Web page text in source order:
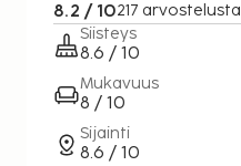
8.2 / 10217 arvostelusta
Siisteys
8.6 / 10
Mukavuus
8 / 10
Sijainti
8.6 / 10